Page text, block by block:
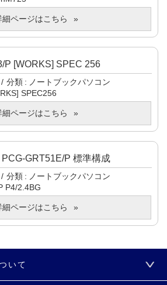
細ページはこちら
P [WORKS] SPEC 256
分類
ノートブックパソコン
SPEC256
細ページはこちら
GRT51E/P 標準構成
分類
ノートブックパソコン
P4/2.4BG
細ページはこちら
いて